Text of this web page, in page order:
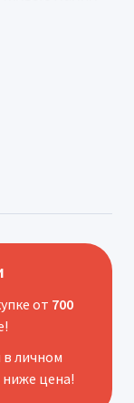
от 700
личном
ниже цена!